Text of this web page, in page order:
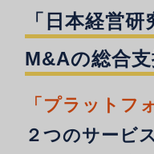
「日本経営研
M&Aの総合
「プラットフ
２つのサービ